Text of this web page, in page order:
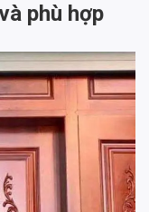
phù hợp